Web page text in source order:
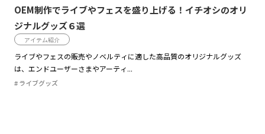
OEM制作でライブやフェスを盛り上げる！イチオシのオリ
ジナルグッズ６選
アイテム紹介
ライブやフェスの販売やノベルティに適した高品質のオリジナルグッズ
は、エンドユーザーさまやアーティ...
ライブグッズ